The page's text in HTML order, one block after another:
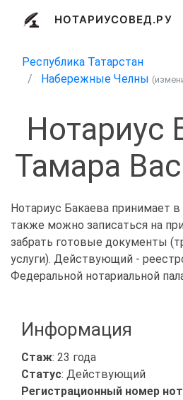
НОТАРИУСОВЕД.РУ
Республика Татарстан
Набережные Челны
Нотариус
Тамара
Нотариус Бакаева принимает
также можно записаться на
забрать готовые документы
услуги). Действующий -
Федеральной нотариальной
Информация
Стаж: 23 года
Статус: Действующий
Регистрационный номер